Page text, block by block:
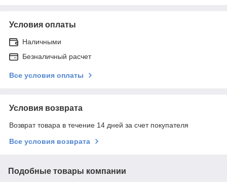
Условия оплаты
Наличными
Безналичный расчет
Все условия оплаты
Условия возврата
Возврат товара в течение 14 дней за счет покупателя
Все условия возврата
Подобные товары компании